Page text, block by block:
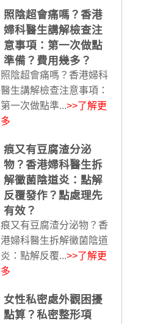
照陰超會痛嗎？香港
婦科醫生講解檢查注
意事項：第一次做點
準備？費用幾多？
照陰超會痛嗎？香港婦科
醫生講解檢查注意事項：
第一次做點準...>>了解更
多
痕又有豆腐渣分泌
物？香港婦科醫生拆
解黴菌陰道炎：點解
反覆發作？點處理先
有效？
痕又有豆腐渣分泌物？香
港婦科醫生拆解黴菌陰道
炎：點解反覆...>>了解更
多
女性私密處外觀困擾
點算？私密整形項